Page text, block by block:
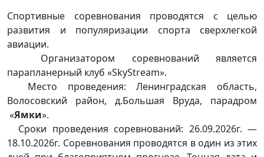
Спортивные соревнования проводятся с целью
развития и популяризации спорта сверхлегкой
авиации.
Организатором соревнований является
парапланерный клуб «SkyStream».
Место проведения: Ленинградская область,
Волосовский район, д.Большая Вруда, парадром
«Ямки».
Сроки проведения соревнований: 26.09.2026г. —
18.10.2026г. Соревнования проводятся в один из этих